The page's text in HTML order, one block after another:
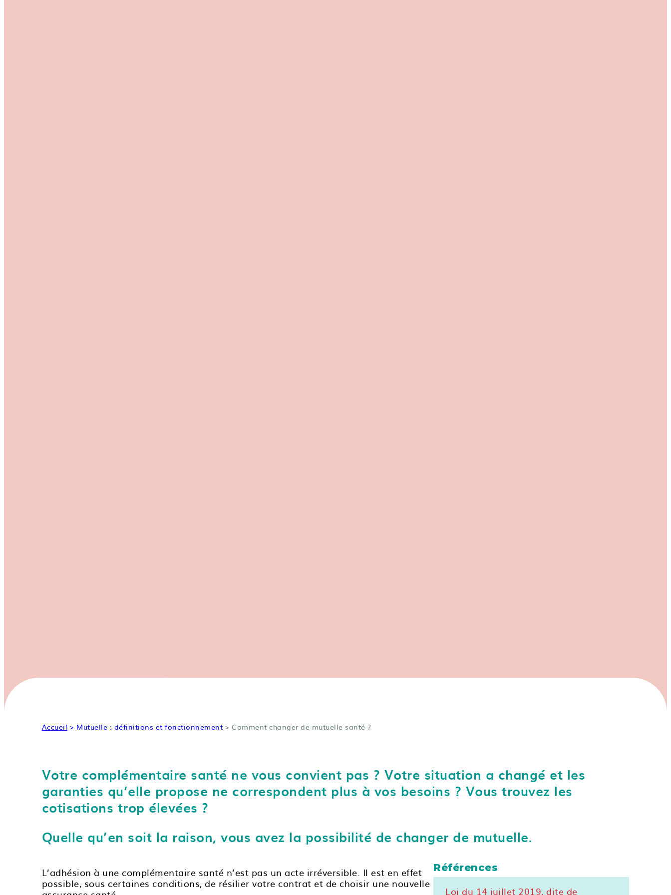
Accueil > Mutuelle : définitions et fonctionnement > Comment changer de mutuelle santé ?
Votre complémentaire santé ne vous convient pas ? Votre situation a changé et les
garanties qu’elle propose ne correspondent plus à vos besoins ? Vous trouvez les
cotisations trop élevées ?
Quelle qu’en soit la raison, vous avez la possibilité de changer de mutuelle.
L’adhésion à une complémentaire santé n’est pas un acte irréversible. Il est en effet
possible, sous certaines conditions, de résilier votre contrat et de choisir une nouvelle
Références
Loi du 14 juillet 2019, dite de